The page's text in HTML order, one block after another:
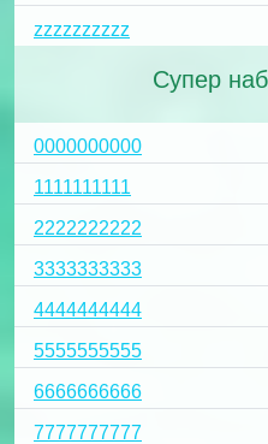
zzzzzzzzzz
Супер
0000000000
1111111111
2222222222
3333333333
4444444444
5555555555
6666666666
7777777777